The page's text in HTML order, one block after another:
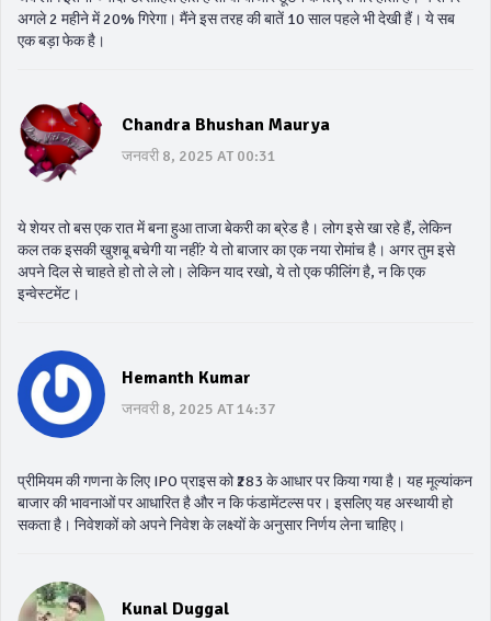
अगले 2 महीने में 20% गिरेगा। मैंने इस तरह की बातें 10 साल पहले भी देखी हैं। ये सब
एक बड़ा फेक है।
Chandra Bhushan Maurya
जनवरी 8, 2025 AT 00:31
ये शेयर तो बस एक रात में बना हुआ ताजा बेकरी का ब्रेड है। लोग इसे खा रहे हैं, लेकिन
कल तक इसकी खुशबू बचेगी या नहीं? ये तो बाजार का एक नया रोमांच है। अगर तुम इसे
अपने दिल से चाहते हो तो ले लो। लेकिन याद रखो, ये तो एक फीलिंग है, न कि एक
इन्वेस्टमेंट।
Hemanth Kumar
जनवरी 8, 2025 AT 14:37
प्रीमियम की गणना के लिए IPO प्राइस को ₹283 के आधार पर किया गया है। यह मूल्यांकन
बाजार की भावनाओं पर आधारित है और न कि फंडामेंटल्स पर। इसलिए यह अस्थायी हो
सकता है। निवेशकों को अपने निवेश के लक्ष्यों के अनुसार निर्णय लेना चाहिए।
Kunal Duggal